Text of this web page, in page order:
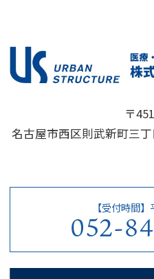
〒
名古屋市西区則武新町三
【受付時間
052-